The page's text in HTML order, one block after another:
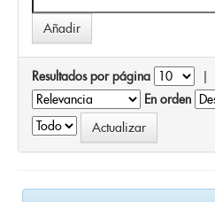
Resultados por página |
En orden